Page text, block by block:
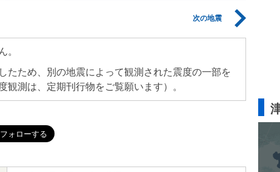
次の地震
。
たため、別の地震によって観測された震度の一部を
測は、定期刊行物をご覧願います）。